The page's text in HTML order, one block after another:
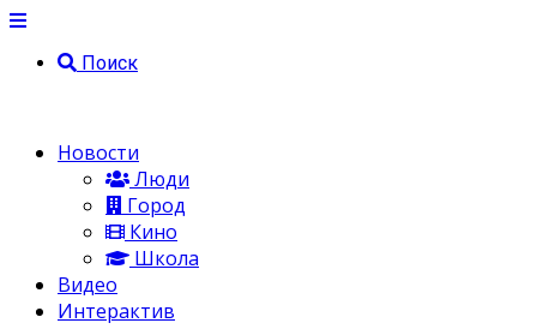
Поиск
Новости
Люди
Город
Кино
Школа
Видео
Интерактив